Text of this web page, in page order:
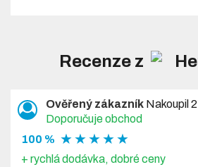
Recenze z
Ověřený zákazník Nakoupil
Doporučuje obchod
100 % ★ ★ ★ ★ ★
+ rychlá dodávka, dobré ceny